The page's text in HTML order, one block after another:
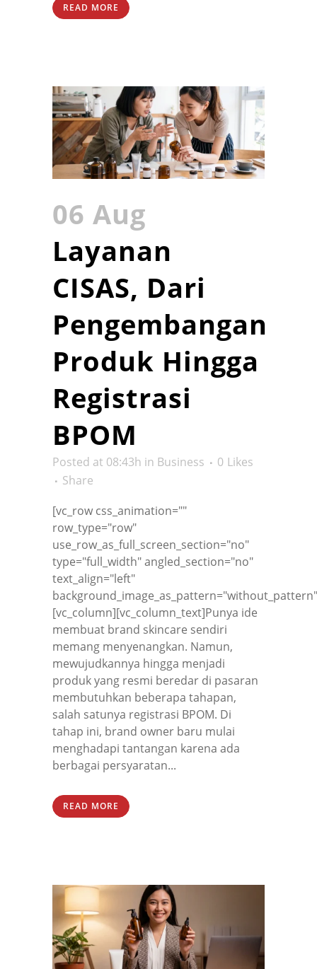
READ MORE
06 Aug
Layanan
CISAS, Dari
Pengembangan
Produk Hingga
Registrasi
BPOM
Posted at 08:43h in Business 0 Likes
Share
[vc_row css_animation=""
row_type="row"
use_row_as_full_screen_section="no"
type="full_width" angled_section="no"
text_align="left"
[vc_column][vc_column_text]Punya ide
membuat brand skincare sendiri
memang menyenangkan. Namun,
mewujudkannya hingga menjadi
produk yang resmi beredar di pasaran
membutuhkan beberapa tahapan,
salah satunya registrasi BPOM. Di
tahap ini, brand owner baru mulai
menghadapi tantangan karena ada
berbagai persyaratan...
READ MORE